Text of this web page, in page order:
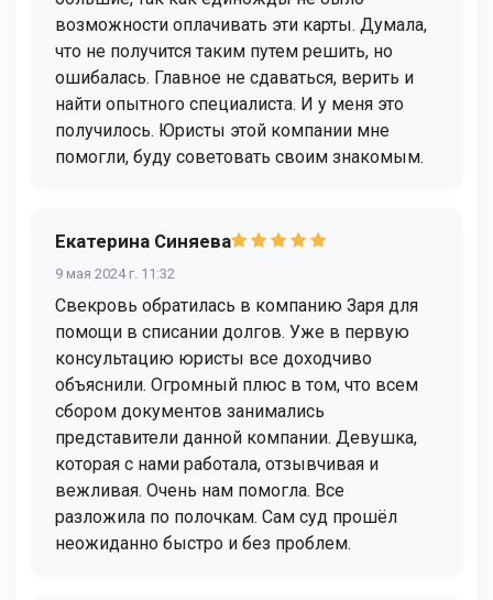
возможности оплачивать эти карты. Думала,
что не получится таким путем решить, но
ошибалась. Главное не сдаваться, верить и
найти опытного специалиста. И у меня это
получилось. Юристы этой компании мне
помогли, буду советовать своим знакомым.
Екатерина Синяева
9 мая 2024 г. 11:32
Свекровь обратилась в компанию Заря для
помощи в списании долгов. Уже в первую
консультацию юристы все доходчиво
объяснили. Огромный плюс в том, что всем
сбором документов занимались
представители данной компании. Девушка,
которая с нами работала, отзывчивая и
вежливая. Очень нам помогла. Все
разложила по полочкам. Сам суд прошёл
неожиданно быстро и без проблем.